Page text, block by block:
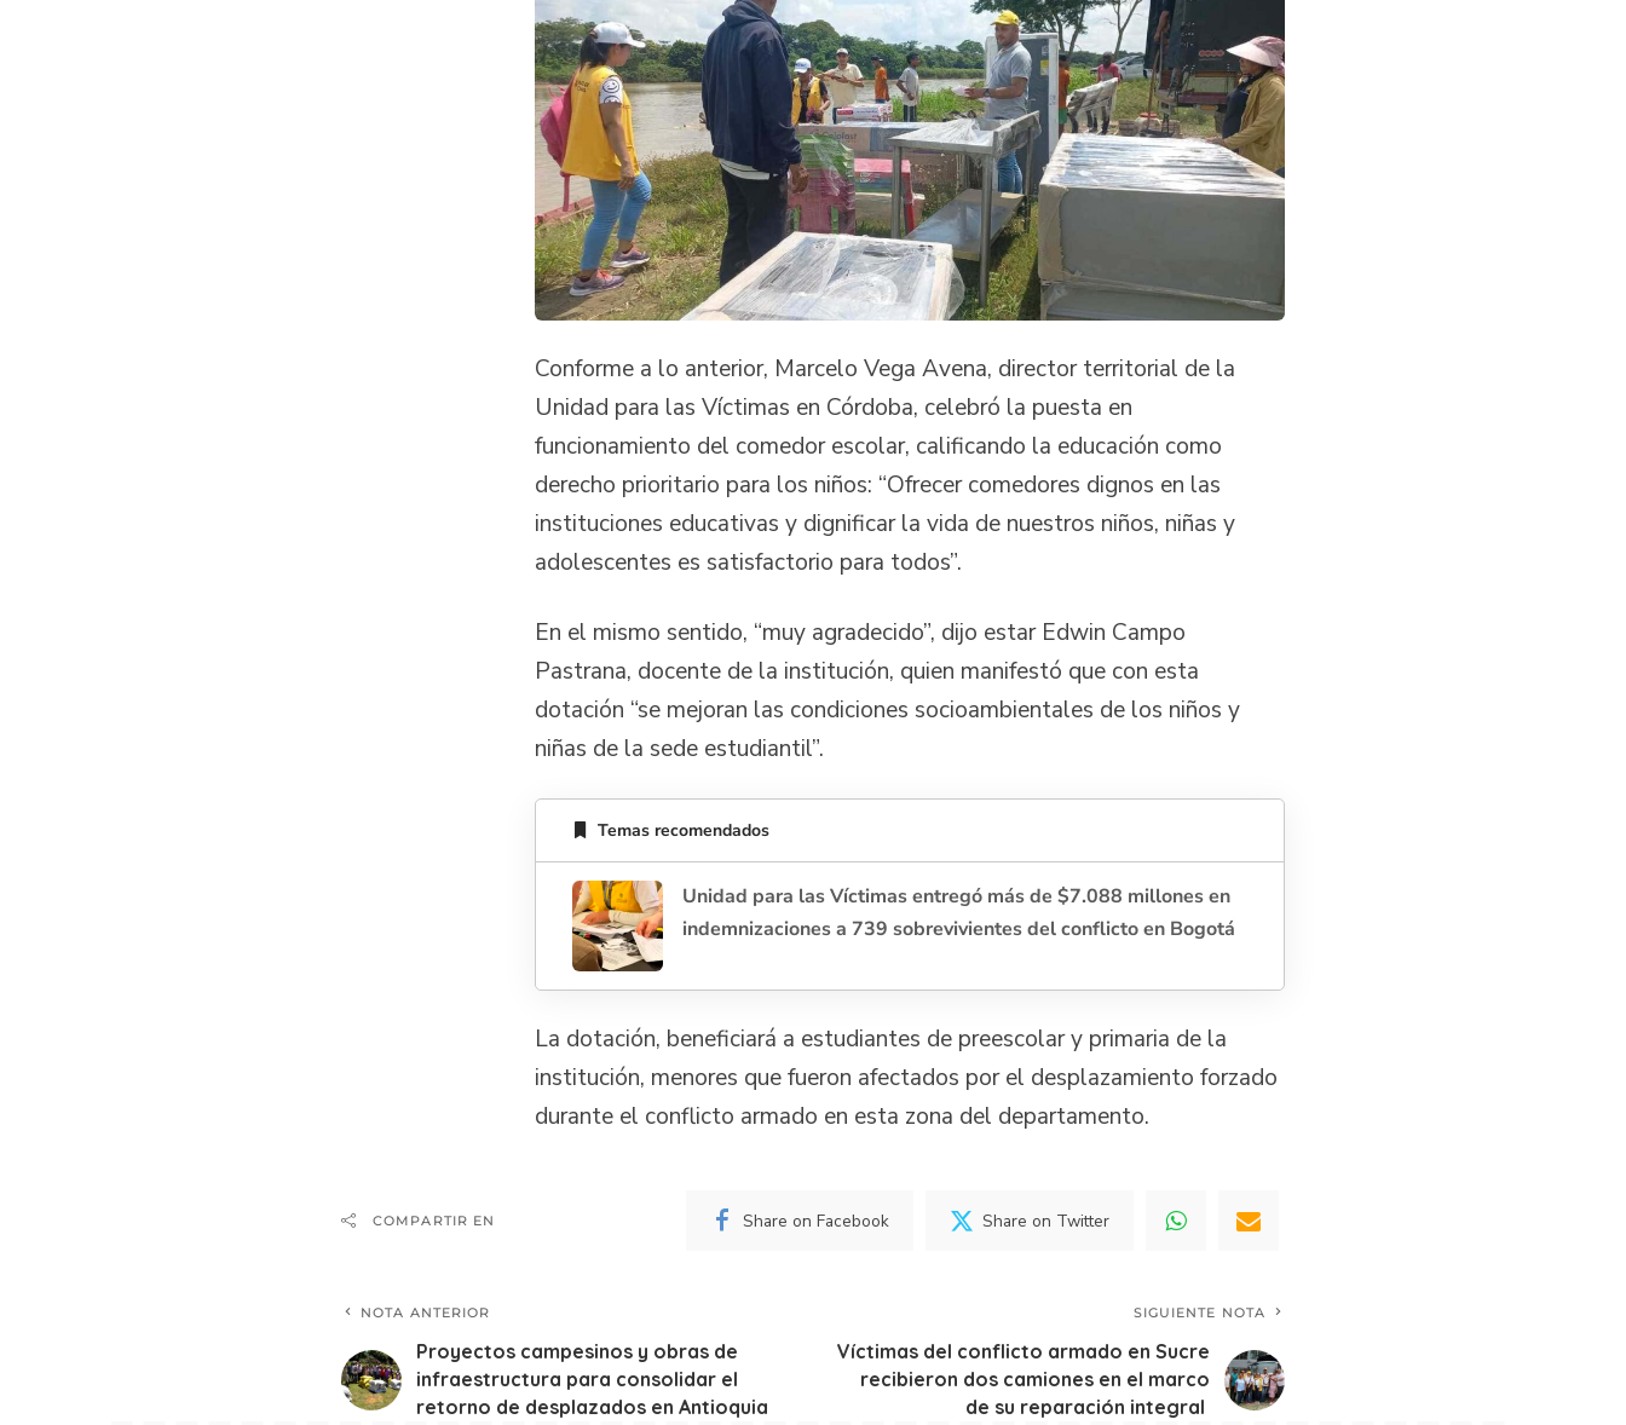
Conforme a lo anterior, Marcelo Vega Avena, director territorial de la
Unidad para las Víctimas en Córdoba, celebró la puesta en
funcionamiento del comedor escolar, calificando la educación como
derecho prioritario para los niños: “Ofrecer comedores dignos en las
instituciones educativas y dignificar la vida de nuestros niños, niñas y
adolescentes es satisfactorio para todos”.
En el mismo sentido, “muy agradecido”, dijo estar Edwin Campo
Pastrana, docente de la institución, quien manifestó que con esta
dotación “se mejoran las condiciones socioambientales de los niños y
niñas de la sede estudiantil”.
Temas recomendados
Unidad para las Víctimas entregó más de $7.088 millones en
indemnizaciones a 739 sobrevivientes del conflicto en Bogotá
La dotación, beneficiará a estudiantes de preescolar y primaria de la
institución, menores que fueron afectados por el desplazamiento forzado
durante el conflicto armado en esta zona del departamento.
COMPARTIR EN Share on Facebook Share on Twitter
NOTA ANTERIOR
Proyectos campesinos y obras de
infraestructura para consolidar el
retorno de desplazados en Antioquia
SIGUIENTE NOTA
Víctimas del conflicto armado en Sucre
recibieron dos camiones en el marco
de su reparación integral